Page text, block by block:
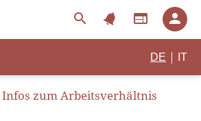
search notifications web person
DE IT
Infos zum Arbeitsverhältnis